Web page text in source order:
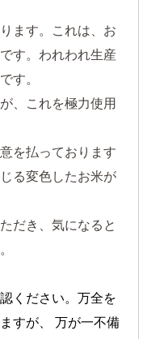
ます。これは、お
す。われわれ生産
す。
、これを極力使用
を払っております
る変色したお米が
だき、気になると
ください。万全を
すが、 万が一不備